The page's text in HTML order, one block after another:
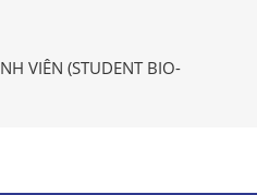
VIÊN (STUDENT BIO-